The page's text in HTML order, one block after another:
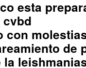
esta
cvbd
con
de